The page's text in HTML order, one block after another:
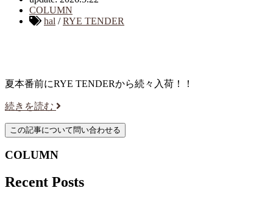
COLUMN
hal /RYE TENDER
夏本番前にRYE TENDERから続々入荷！！
続きを読む
COLUMN
Recent Posts